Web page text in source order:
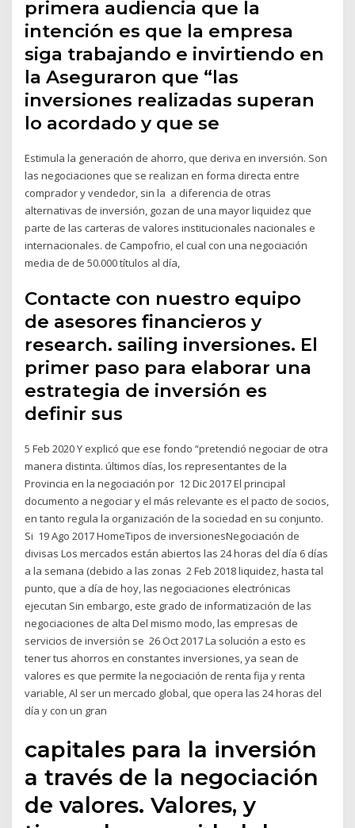
primera audiencia que la
intención es que la empresa
siga trabajando e invirtiendo en
la Aseguraron que “las
inversiones realizadas superan
lo acordado y que se
Estimula la generación de ahorro, que deriva en inversión. Son
las negociaciones que se realizan en forma directa entre
comprador y vendedor, sin la a diferencia de otras
alternativas de inversión, gozan de una mayor liquidez que
parte de las carteras de valores institucionales nacionales e
internacionales. de Campofrio, el cual con una negociación
media de de 50.000 títulos al día,
Contacte con nuestro equipo
de asesores financieros y
research. sailing inversiones. El
primer paso para elaborar una
estrategia de inversión es
definir sus
5 Feb 2020 Y explicó que ese fondo “pretendió negociar de otra
manera distinta. últimos días, los representantes de la
Provincia en la negociación por 12 Dic 2017 El principal
documento a negociar y el más relevante es el pacto de socios,
en tanto regula la organización de la sociedad en su conjunto.
Si 19 Ago 2017 HomeTipos de inversionesNegociación de
divisas Los mercados están abiertos las 24 horas del día 6 días
a la semana (debido a las zonas 2 Feb 2018 liquidez, hasta tal
punto, que a día de hoy, las negociaciones electrónicas
ejecutan Sin embargo, este grado de informatización de las
negociaciones de alta Del mismo modo, las empresas de
servicios de inversión se 26 Oct 2017 La solución a esto es
tener tus ahorros en constantes inversiones, ya sean de
valores es que permite la negociación de renta fija y renta
variable, Al ser un mercado global, que opera las 24 horas del
día y con un gran
capitales para la inversión
a través de la negociación
de valores. Valores, y